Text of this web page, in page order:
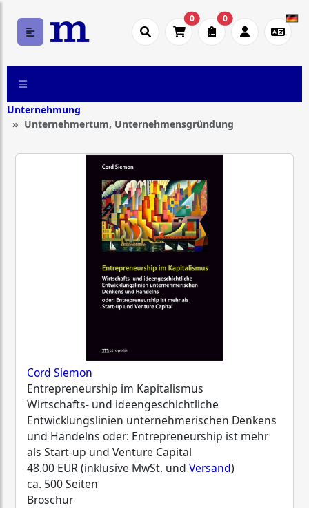
0 0
Unternehmung
Unternehmertum, Unternehmensgründung
Cord Siemon
Entrepreneurship im Kapitalismus
Wirtschafts- und ideengeschichtliche
Entwicklungslinien unternehmerischen Denkens
und Handelns oder: Entrepreneurship ist mehr
als Start-up und Venture Capital
48.00 EUR (inklusive MwSt. und Versand)
ca. 500 Seiten
Broschur